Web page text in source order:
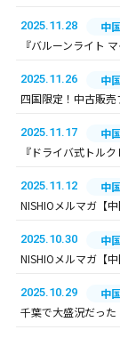
2025.11.28
中
『バルーンライト
2025.11.26
中
四国限定！中古販売
2025.11.17
中
『ドライバ式トル
2025.11.12
中
NISHIOメルマガ【
2025.10.30
中
NISHIOメルマガ【
2025.10.29
中
千葉で大盛況だった